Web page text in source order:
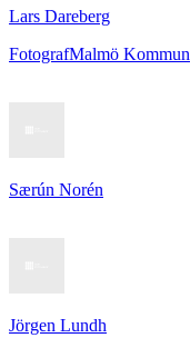
Lars Dareberg
FotografMalmö Kommun
Særún Norén
Jörgen Lundh